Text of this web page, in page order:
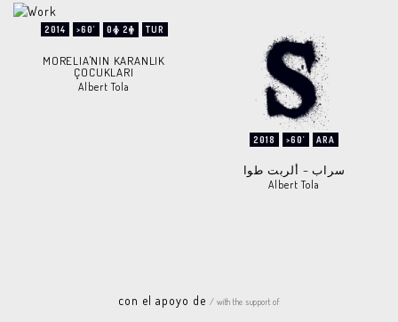
2014 >60' 0 2 TUR
MORELIA'NIN KARANLIK
ÇOCUKLARI
Albert Tola
2018 >60' ARA
سراب – ألربت طوا
Albert Tola
con el apoyo de / with the support of